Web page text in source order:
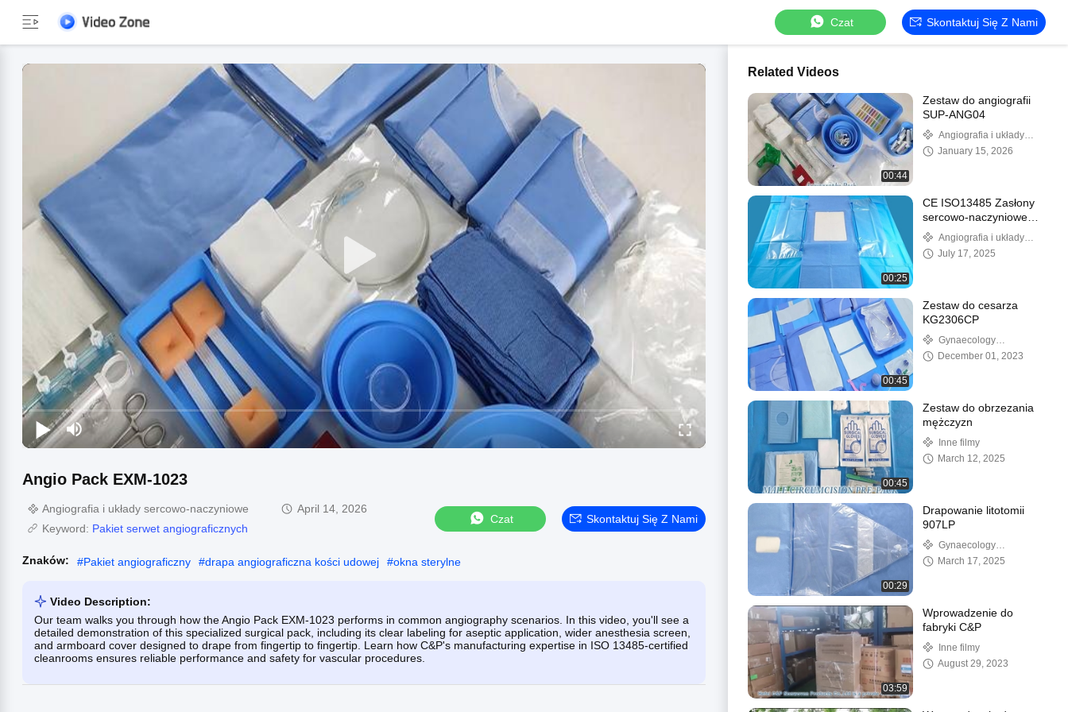
Czat Skontaktuj Się Z Nami
Angio Pack EXM-1023
Angiografia i układy sercowo-naczyniowe
April 14, 2026
Keyword: Pakiet serwet angiograficznych
Czat Skontaktuj Się Z Nami
Znaków: #Pakiet angiograficzny #drapa angiograficzna kości udowej #okna sterylne
Video Description:
Our team walks you through how the Angio Pack EXM-1023 performs in common angiography scenarios. In this video, you'll see a
detailed demonstration of this specialized surgical pack, including its clear labeling for aseptic application, wider anesthesia screen,
and armboard cover designed to drape from fingertip to fingertip. Learn how C&P's manufacturing expertise in ISO 13485-certified
cleanrooms ensures reliable performance and safety for vascular procedures.
Related Videos
00:44
Zestaw do angiografii
SUP-ANG04
Angiografia i układy
sercowo-naczyniowe
January 15, 2026
00:25
CE ISO13485 Zasłony
sercowo-naczyniowe
Zasłony jednorazowe
dla pacjentów z torebką
Angiografia i układy
sercowo-naczyniowe
July 17, 2025
00:45
Zestaw do cesarza
KG2306CP
Gynaecology
Drape&Pack
December 01, 2023
00:45
Zestaw do obrzezania
mężczyzn
Inne filmy
March 12, 2025
00:29
Drapowanie litotomii
907LP
Gynaecology
Drape&Pack
March 17, 2025
03:59
Wprowadzenie do
fabryki C&P
Inne filmy
August 29, 2023